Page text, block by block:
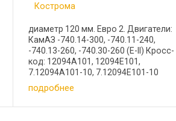
Кострома
диаметр 120 мм. Евро 2. Двигатели:
КамАЗ -740.14-300, -740.11-240,
-740.13-260, -740.30-260 (Е-II) Кросс-
код: 12094A101, 12094Е101,
7.12094A101-10, 7.12094Е101-10
Состав: Гильза 740.30-1002021 (ф) 1
шт Кольцо компрессионное
7405.1004032 1 шт Кольцо ...
подробнее